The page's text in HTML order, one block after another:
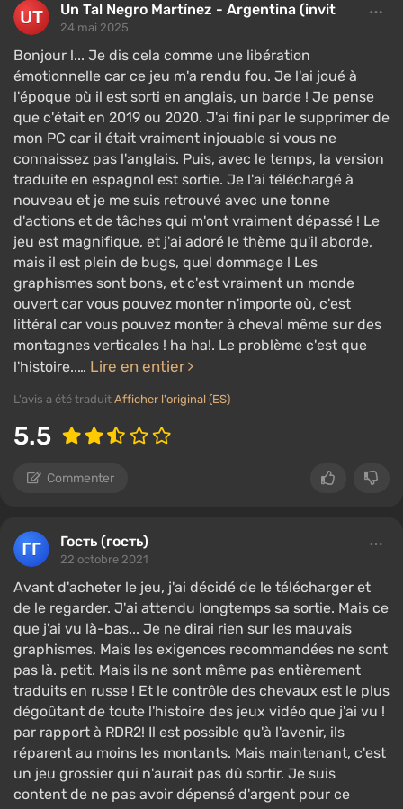
Un Tal Negro Martínez - Argentina (invit
24 mai 2025
Bonjour !... Je dis cela comme une libération
émotionnelle car ce jeu m'a rendu fou. Je l'ai joué à
l'époque où il est sorti en anglais, un barde ! Je pense
que c'était en 2019 ou 2020. J'ai fini par le supprimer de
mon PC car il était vraiment injouable si vous ne
connaissez pas l'anglais. Puis, avec le temps, la version
traduite en espagnol est sortie. Je l'ai téléchargé à
nouveau et je me suis retrouvé avec une tonne
d'actions et de tâches qui m'ont vraiment dépassé ! Le
jeu est magnifique, et j'ai adoré le thème qu'il aborde,
mais il est plein de bugs, quel dommage ! Les
graphismes sont bons, et c'est vraiment un monde
ouvert car vous pouvez monter n'importe où, c'est
littéral car vous pouvez monter à cheval même sur des
montagnes verticales ! ha ha!. Le problème c'est que
l'histoire..… Lire en entier
L'avis a été traduit Afficher l'original (ES)
5.5
Commenter
Гость (гость)
22 octobre 2021
Avant d'acheter le jeu, j'ai décidé de le télécharger et
de le regarder. J'ai attendu longtemps sa sortie. Mais ce
que j'ai vu là-bas... Je ne dirai rien sur les mauvais
graphismes. Mais les exigences recommandées ne sont
pas là. petit. Mais ils ne sont même pas entièrement
traduits en russe ! Et le contrôle des chevaux est le plus
dégoûtant de toute l'histoire des jeux vidéo que j'ai vu !
par rapport à RDR2! Il est possible qu'à l'avenir, ils
réparent au moins les montants. Mais maintenant, c'est
un jeu grossier qui n'aurait pas dû sortir. Je suis
content de ne pas avoir dépensé d'argent pour ce